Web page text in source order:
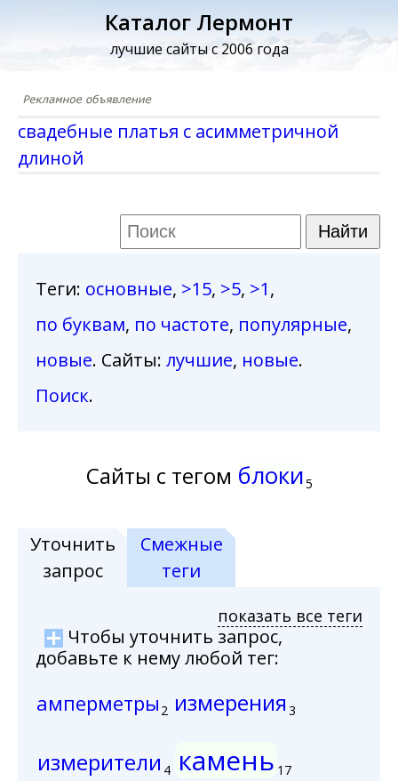
Каталог Лермонт
лучшие сайты с 2006 года
свадебные платья с асимметричной
длиной
Теги: основные, >15, >5, >1,
по буквам, по частоте, популярные,
новые. Сайты: лучшие, новые.
Поиск.
Сайты с тегом блоки5
Уточнить
запрос
Смежные
теги
показать все теги
Чтобы уточнить запрос,
добавьте к нему любой тег:
амперметры 2 измерения 3
измерители 4 камень 17